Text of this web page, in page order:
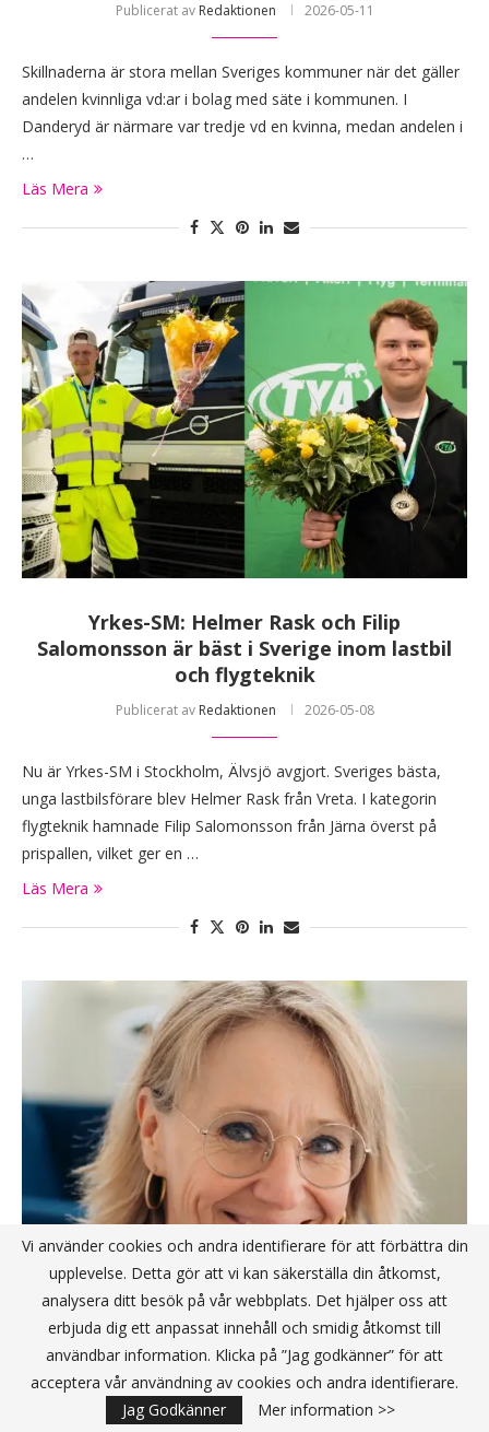
Publicerat av Redaktionen 2026-05-11
Skillnaderna är stora mellan Sveriges kommuner när det gäller
andelen kvinnliga vd:ar i bolag med säte i kommunen. I
Danderyd är närmare var tredje vd en kvinna, medan andelen i
…
Läs Mera
Yrkes-SM: Helmer Rask och Filip
Salomonsson är bäst i Sverige inom lastbil
och flygteknik
Publicerat av Redaktionen 2026-05-08
Nu är Yrkes-SM i Stockholm, Älvsjö avgjort. Sveriges bästa,
unga lastbilsförare blev Helmer Rask från Vreta. I kategorin
flygteknik hamnade Filip Salomonsson från Järna överst på
prispallen, vilket ger en …
Läs Mera
Sanna Rydberg blir ny vd för svenska
medtechbolaget True Dose
Publicerat avRedaktionen 2026-05-07
Vi använder cookies och andra identifierare för att förbättra din
upplevelse. Detta gör att vi kan säkerställa din åtkomst,
analysera ditt besök på vår webbplats. Det hjälper oss att
erbjuda dig ett anpassat innehåll och smidig åtkomst till
användbar information. Klicka på ”Jag godkänner” för att
acceptera vår användning av cookies och andra identifierare.
Jag Godkänner
Mer information >>